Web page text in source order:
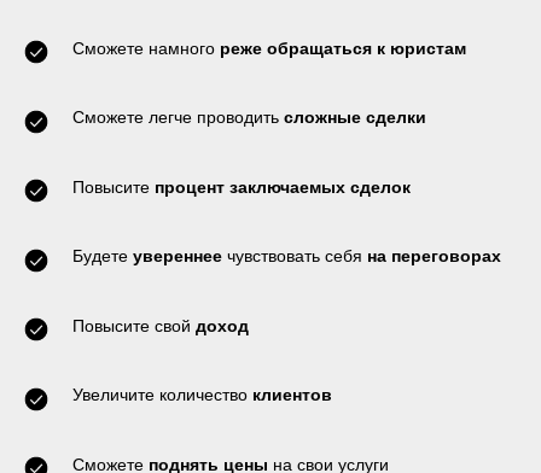
Сможете намного реже обращаться к юристам
Сможете легче проводить сложные сделки
Повысите процент заключаемых сделок
Будете увереннее чувствовать себя на переговорах
Повысите свой доход
Увеличите количество клиентов
Сможете поднять цены на свои услуги